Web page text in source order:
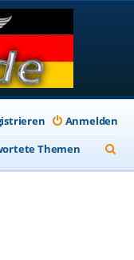
Anmelden
Themen
u